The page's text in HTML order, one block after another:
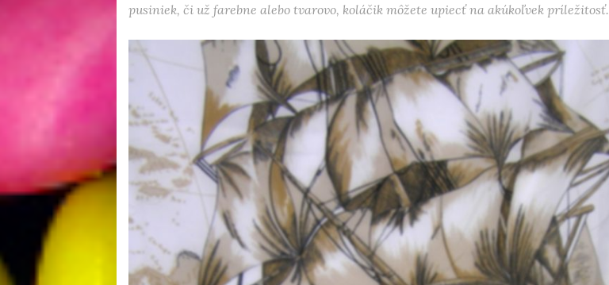
pusiniek, či už farebne alebo tvarovo, koláčik môžete upiecť na akúkoľvek príležitosť.